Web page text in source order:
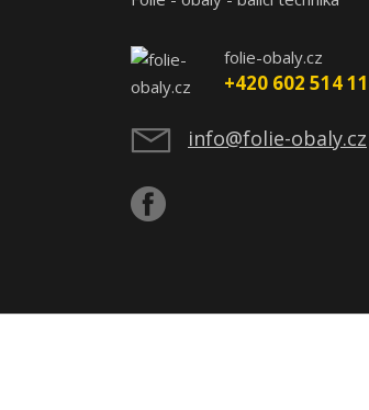
folie-obaly.cz
+420 602 514
info@folie-obaly.cz